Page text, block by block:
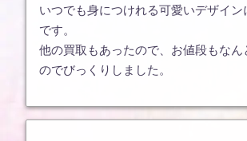
いつでも身につけれる可愛いデザイン
です。
他の買取もあったので、お値段もなん
のでびっくりしました。